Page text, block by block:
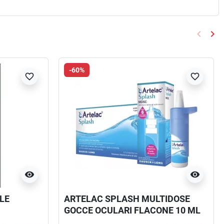
keyboard_arrow_left keyboard_arrow_right
visibility
favorite_border
-60%
visibility
favorite_border
ARTELAC SPLASH MULTIDOSE
GOCCE OCULARI FLACONE 10 ML